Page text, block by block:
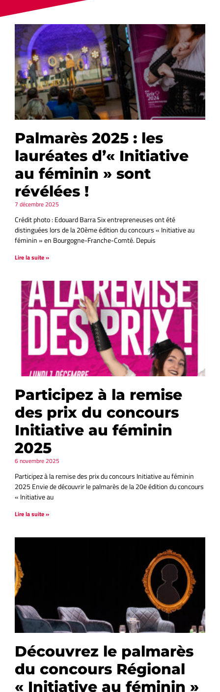
Palmarès 2025 : les
lauréates d’« Initiative
au féminin » sont
révélées !
7 décembre 2025
Crédit photo : Edouard Barra Six entrepreneuses ont été
distinguées lors de la 20ème édition du concours « Initiative au
féminin » en Bourgogne-Franche-Comté. Depuis
Lire la suite »
Participez à la remise
des prix du concours
Initiative au féminin
2025
6 novembre 2025
Participez à la remise des prix du concours Initiative au féminin
2025 Envie de découvrir le palmarès de la 20e édition du concours
« Initiative au
Lire la suite »
Découvrez le palmarès
du concours Régional
« Initiative au féminin »